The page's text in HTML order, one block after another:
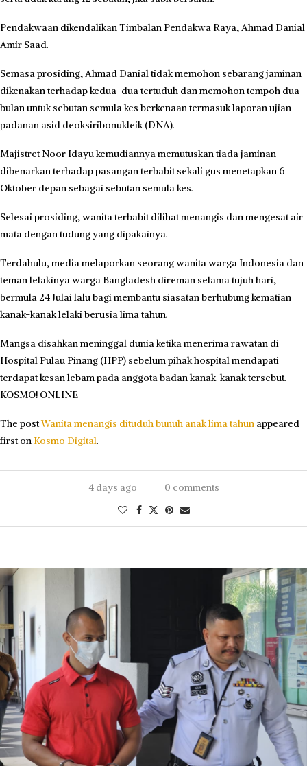
Pendakwaan dikendalikan Timbalan Pendakwa Raya, Ahmad Danial
Amir Saad.
Semasa prosiding, Ahmad Danial tidak memohon sebarang jaminan
dikenakan terhadap kedua-dua tertuduh dan memohon tempoh dua
bulan untuk sebutan semula kes berkenaan termasuk laporan ujian
padanan asid deoksiribonukleik (DNA).
Majistret Noor Idayu kemudiannya memutuskan tiada jaminan
dibenarkan terhadap pasangan terbabit sekali gus menetapkan 6
Oktober depan sebagai sebutan semula kes.
Selesai prosiding, wanita terbabit dilihat menangis dan mengesat air
mata dengan tudung yang dipakainya.
Terdahulu, media melaporkan seorang wanita warga Indonesia dan
teman lelakinya warga Bangladesh direman selama tujuh hari,
bermula 24 Julai lalu bagi membantu siasatan berhubung kematian
kanak-kanak lelaki berusia lima tahun.
Mangsa disahkan meninggal dunia ketika menerima rawatan di
Hospital Pulau Pinang (HPP) sebelum pihak hospital mendapati
terdapat kesan lebam pada anggota badan kanak-kanak tersebut. –
KOSMO! ONLINE
The postWanita menangis dituduh bunuh anak lima tahun appeared
first on Kosmo Digital.
4 days ago 0 comments